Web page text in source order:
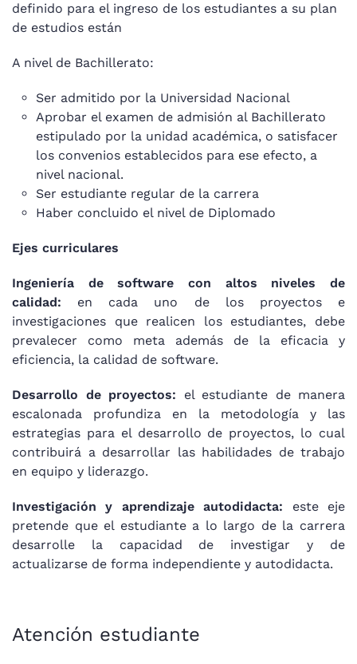
definido para el ingreso de los estudiantes a su plan
de estudios están
A nivel de Bachillerato:
Ser admitido por la Universidad Nacional
Aprobar el examen de admisión al Bachillerato
estipulado por la unidad académica, o satisfacer
los convenios establecidos para ese efecto, a
nivel nacional.
Ser estudiante regular de la carrera
Haber concluido el nivel de Diplomado
Ejes curriculares
Ingeniería de software con altos niveles de
calidad: en cada uno de los proyectos e
investigaciones que realicen los estudiantes, debe
prevalecer como meta además de la eficacia y
eficiencia, la calidad de software.
Desarrollo de proyectos: el estudiante de manera
escalonada profundiza en la metodología y las
estrategias para el desarrollo de proyectos, lo cual
contribuirá a desarrollar las habilidades de trabajo
en equipo y liderazgo.
Investigación y aprendizaje autodidacta: este eje
pretende que el estudiante a lo largo de la carrera
desarrolle la capacidad de investigar y de
actualizarse de forma independiente y autodidacta.
Atención estudiante